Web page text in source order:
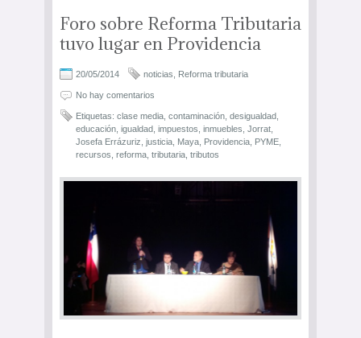
Foro sobre Reforma Tributaria
tuvo lugar en Providencia
20/05/2014 noticias Reforma tributaria
No hay comentarios
Etiquetas: clase media contaminación desigualdad
educación igualdad impuestos inmuebles Jorrat
Josefa Errázuriz justicia Maya Providencia PYME
recursos reforma tributaria tributos